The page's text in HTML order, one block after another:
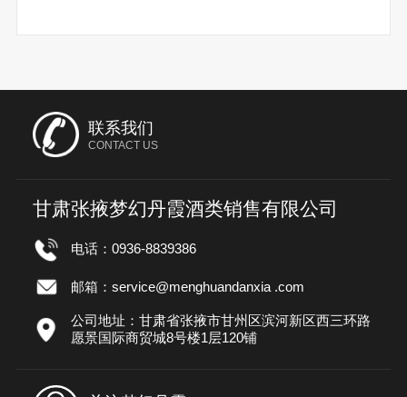
联系我们
CONTACT US
甘肃张掖梦幻丹霞酒类销售有限公司
电话：0936-8839386
邮箱：service@menghuandanxia .com
公司地址：甘肃省张掖市甘州区滨河新区西三环路
愿景国际商贸城8号楼1层120铺